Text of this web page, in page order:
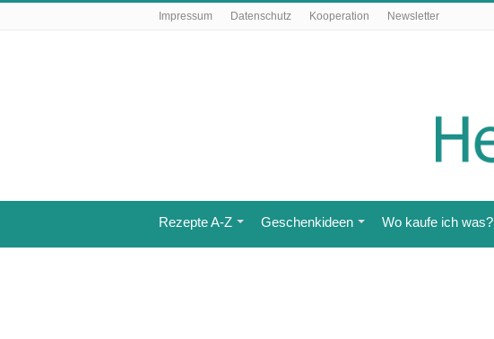
Impressum Datenschutz Kooperation Newsletter
Rezepte A-Z Geschenkideen Wo kaufe ich was?